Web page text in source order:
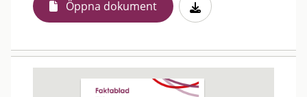
Öppna dokument